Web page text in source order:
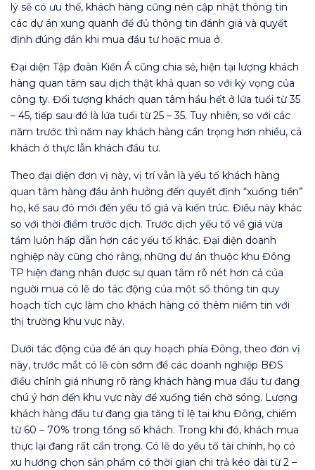
lý sẽ có ưu thế, khách hàng cũng nên cập nhật thông tin
các dự án xung quanh để đủ thông tin đánh giá và quyết
định đúng đắn khi mua đầu tư hoặc mua ở.
Đại diện Tập đoàn Kiến Á cũng chia sẻ, hiện tại lượng khách
hàng quan tâm sau dịch thật khả quan so với kỳ vọng của
công ty. Đối tượng khách quan tâm hầu hết ở lứa tuổi từ 35
– 45, tiếp sau đó là lứa tuổi từ 25 – 35. Tuy nhiên, so với các
năm trước thì năm nay khách hàng cẩn trọng hơn nhiều, cả
khách ở thực lẫn khách đầu tư.
Theo đại diện đơn vị này, vị trí vẫn là yếu tố khách hàng
quan tâm hàng đầu ảnh hưởng đến quyết định “xuống tiền”
họ, kế sau đó mới đến yếu tố giá và kiến trúc. Điều này khác
so với thời điểm trước dịch. Trước dịch yếu tố về giá vừa
tầm luôn hấp dẫn hơn các yếu tố khác. Đại diện doanh
nghiệp này cũng cho rằng, những dự án thuộc khu Đông
TP hiện đang nhận được sự quan tâm rõ nét hơn cả của
người mua có lẽ do tác động của một số thông tin quy
hoạch tích cực làm cho khách hàng có thêm niềm tin với
thị trường khu vực này.
Dưới tác động của đề án quy hoạch phía Đông, theo đơn vị
này, trước mắt có lẽ còn sớm để các doanh nghiệp BĐS
điều chỉnh giá nhưng rõ ràng khách hàng mua đầu tư đang
chú ý hơn đến khu vực này để xuống tiền chờ sóng. Lượng
khách hàng đầu tư đang gia tăng tỉ lệ tại khu Đông, chiếm
từ 60 – 70% trong tổng số khách. Trong khi đó, khách mua
thực lại đang rất cẩn trọng. Có lẽ do yếu tố tài chính, họ có
xu hướng chọn sản phẩm có thời gian chi trả kéo dài từ 2 –